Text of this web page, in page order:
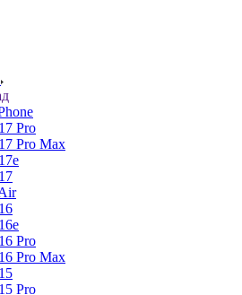
Pro
Pro Max
Pro
Pro Max
Pro